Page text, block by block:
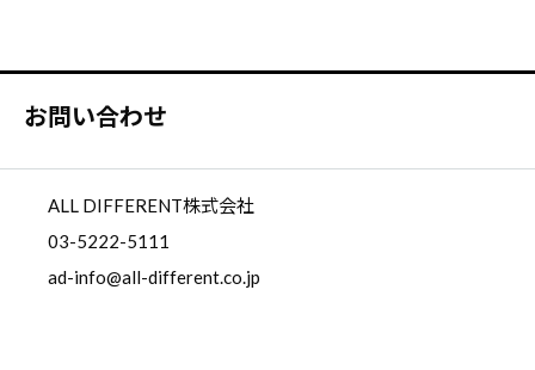
お問い合わせ
ALL DIFFERENT株式会社
03-5222-5111
ad-info@all-different.co.jp